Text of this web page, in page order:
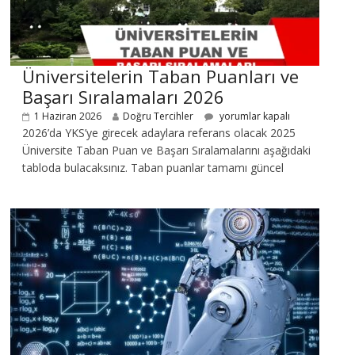
Üniversitelerin Taban Puanları ve
Başarı Sıralamaları 2026
1 Haziran 2026 Doğru Tercihler yorumlar kapalı
2026’da YKS’ye girecek adaylara referans olacak 2025
Üniversite Taban Puan ve Başarı Sıralamalarını aşağıdaki
tabloda bulacaksınız. Taban puanlar tamamı güncel